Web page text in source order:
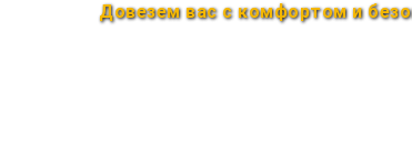
Довезем вас с комфортом и